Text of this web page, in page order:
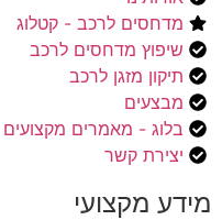
מדחסים לרכב - קטלוג
שיפוץ מדחסים לרכב
תיקון מזגן לרכב
מבצעים
בלוג - מאמרים מקצועים
יצירת קשר
מידע מקצועי